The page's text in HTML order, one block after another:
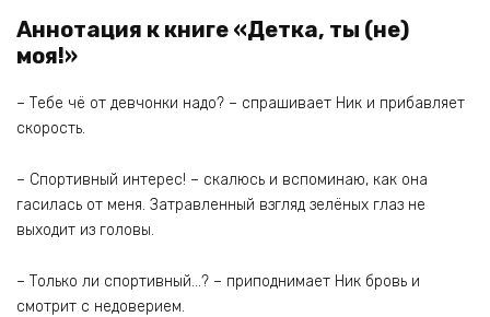
Аннотация к книге «Детка, ты (не)
моя!»
– Тебе чё от девчонки надо? – спрашивает Ник и прибавляет
скорость.
– Спортивный интерес! – скалюсь и вспоминаю, как она
гасилась от меня. Затравленный взгляд зелёных глаз не
выходит из головы.
– Только ли спортивный…? – приподнимает Ник бровь и
смотрит с недоверием.